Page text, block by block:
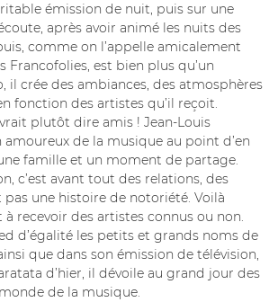
émission de nuit, puis sur une
après avoir animé les nuits des
comme on l’appelle amicalement
Francofolies, est bien plus qu’un
il crée des ambiances, des atmosphères
fonction des artistes qu’il reçoit.
plutôt dire amis ! Jean-Louis
de la musique au point d’en
famille et un moment de partage.
c’est avant tout des relations, des
une histoire de notoriété. Voilà
recevoir des artistes connus ou non.
d’égalité les petits et grands noms de
que dans son émission de télévision,
d’hier, il dévoile au grand jour des
de la musique.